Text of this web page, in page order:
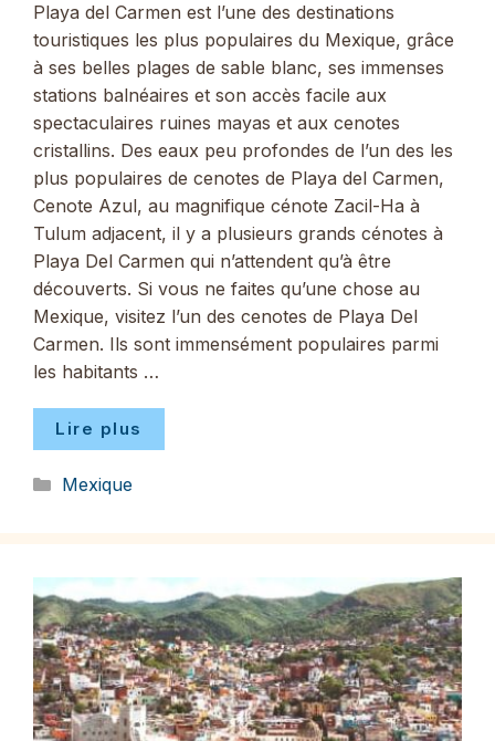
Playa del Carmen est l’une des destinations
touristiques les plus populaires du Mexique, grâce
à ses belles plages de sable blanc, ses immenses
stations balnéaires et son accès facile aux
spectaculaires ruines mayas et aux cenotes
cristallins. Des eaux peu profondes de l’un des les
plus populaires de cenotes de Playa del Carmen,
Cenote Azul, au magnifique cénote Zacil-Ha à
Tulum adjacent, il y a plusieurs grands cénotes à
Playa Del Carmen qui n’attendent qu’à être
découverts. Si vous ne faites qu’une chose au
Mexique, visitez l’un des cenotes de Playa Del
Carmen. Ils sont immensément populaires parmi
les habitants …
Lire plus
Catégories
Mexique